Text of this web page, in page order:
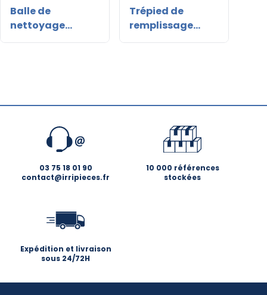
Balle de
nettoyage
tuyaux
Trépied de
remplissage
zingué
03 75 18 01 90
contact@irripieces.fr
10 000 références
stockées
Expédition et livraison
sous 24/72H